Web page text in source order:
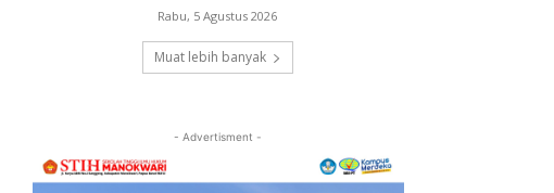
Rabu, 5 Agustus 2026
Muat lebih banyak
- Advertisment -